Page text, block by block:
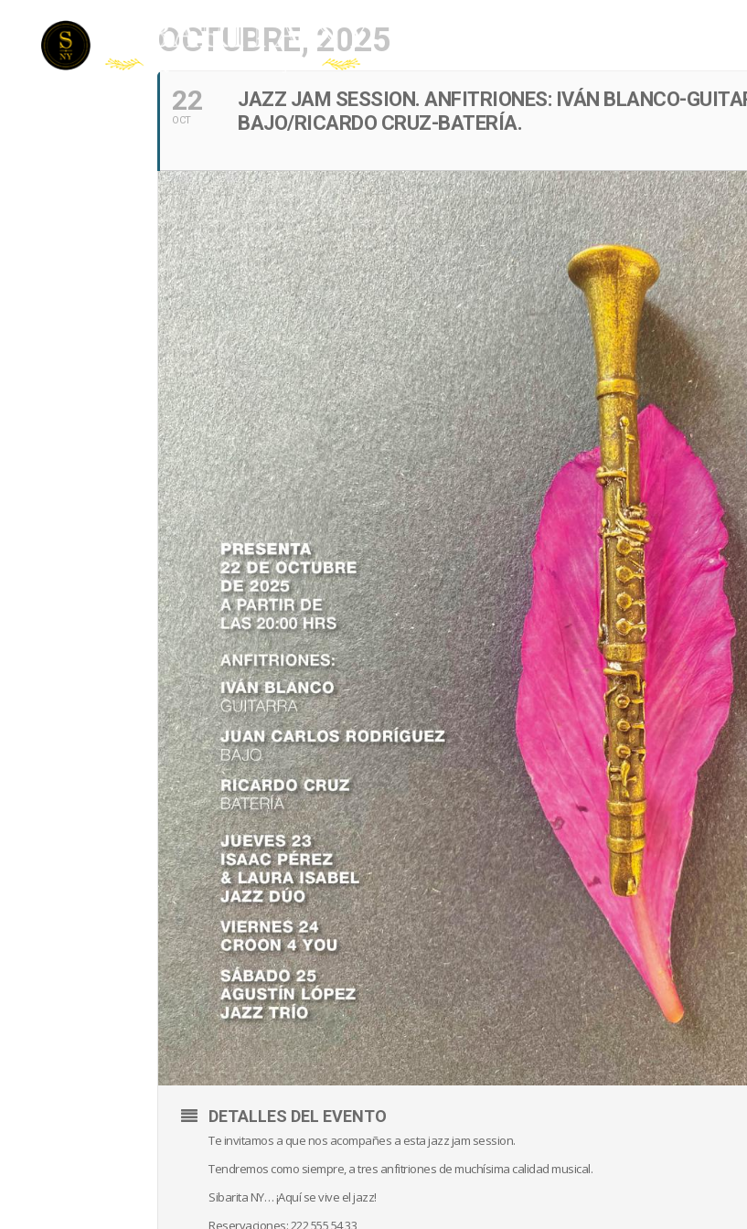
OCTUBRE, 2025
22
OCT
JAZZ JAM SESSION. ANFITRIONES: IVÁN BLANCO-
BAJO/RICARDO CRUZ-BATERÍA.
DETALLES DEL EVENTO
Te invitamos a que nos acompañes a esta jazz jam session.
Tendremos como siempre, a tres anfitriones de muchísima calidad musical.
Sibarita NY… ¡Aquí se vive el jazz!
Reservaciones: 222 555 54 33